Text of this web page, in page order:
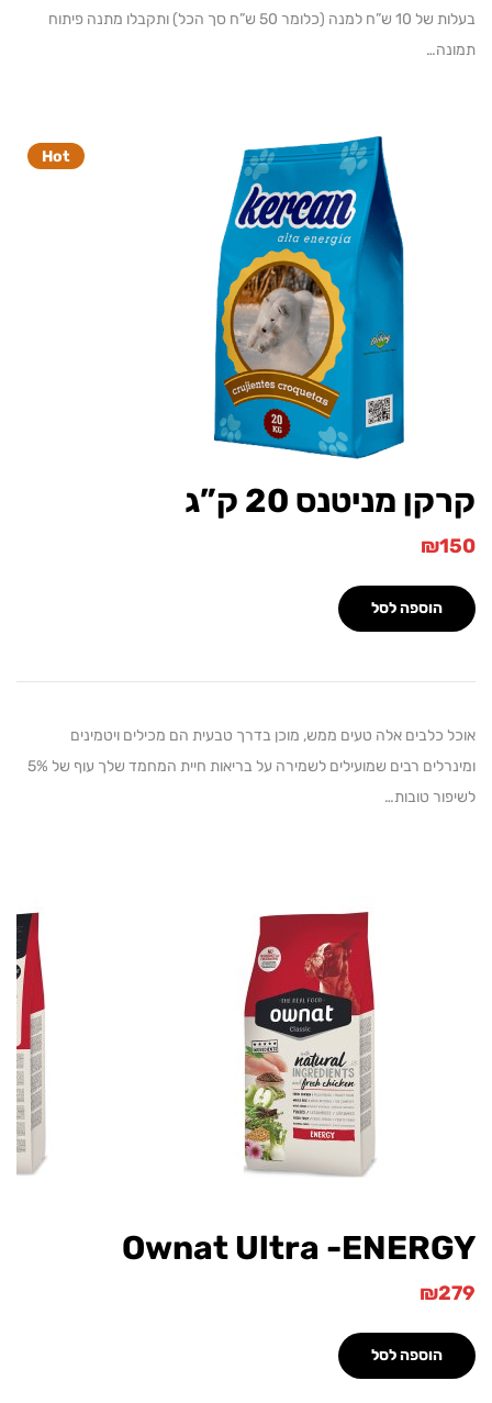
בעלות של 10 ש”ח למנה (כלומר 50 ש”ח סך הכל) ותקבלו מתנה פיתוח
מניטנס 20 ק”ג
₪
הוספה לסל
אלה טעים ממש, מוכן בדרך טבעית הם מכילים ויטמינים
ומינרלים רבים שמועילים לשמירה על בריאות חיית המחמד שלך עוף של 5%
טובות…
Ownat Ultra -
₪
הוספה לסל